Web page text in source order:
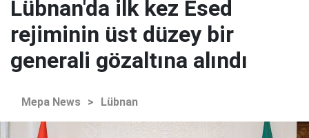
Lübnan'da ilk kez Esed
rejiminin üst düzey bir
generali gözaltına alındı
Mepa News > Lübnan